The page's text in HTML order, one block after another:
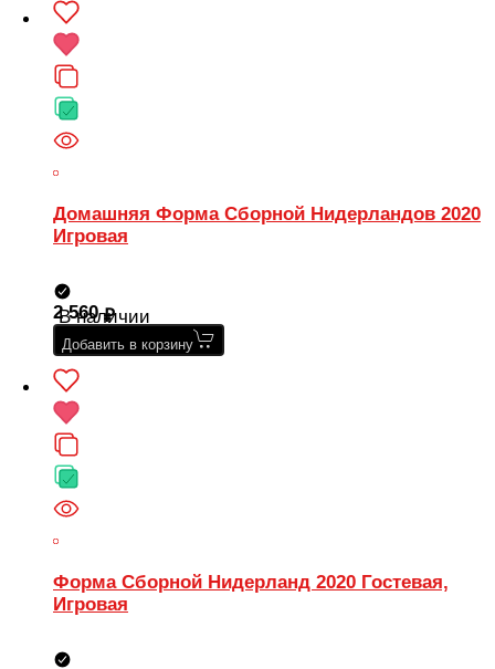
Домашняя Форма Сборной Нидерландов 2020
Игровая
В наличии
2 560
Добавить в корзину
Форма Сборной Нидерланд 2020 Гостевая,
Игровая